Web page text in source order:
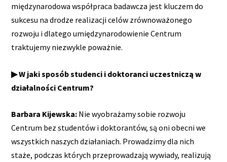
międzynarodowa współpraca badawcza jest kluczem do
sukcesu na drodze realizacji celów zrównoważonego
rozwoju i dlatego umiędzynarodowienie Centrum
traktujemy niezwykle poważnie.
▶ W jaki sposób studenci i doktoranci uczestniczą w
działalności Centrum?
Barbara Kijewska: Nie wyobrażamy sobie rozwoju
Centrum bez studentów i doktorantów, są oni obecni we
wszystkich naszych działaniach. Prowadzimy dla nich
staże, podczas których przeprowadzają wywiady, realizują